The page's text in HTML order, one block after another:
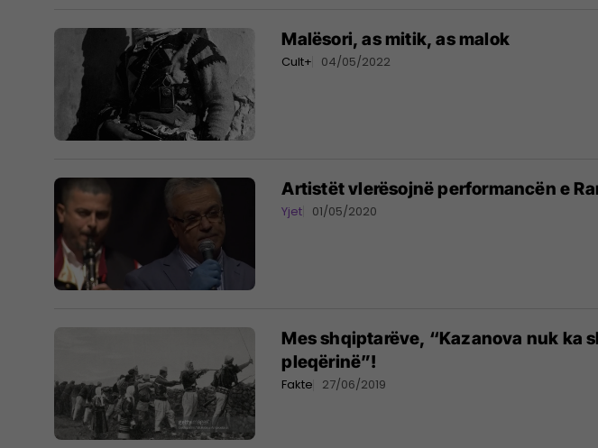
Malësori, as mitik, as malok
Cult+ 04/05/2022
Artistët vlerësojnë performancën e
Yjet 01/05/2020
Mes shqiptarëve, “Kazanova nuk ka
pleqërinë”!
Fakte 27/06/2019